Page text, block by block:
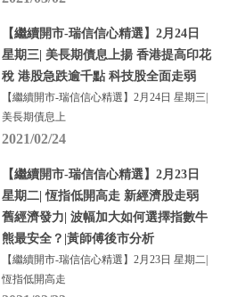
【繼續開市-瑞信信心精選】2月24日
星期三| 美長期債息上揚 香港提高印花
稅 港股急跌逾千點 科技股全面走弱
【繼續開市-瑞信信心精選】2月24日 星期三|
美長期債息上
2021/02/24
【繼續開市-瑞信信心精選】2月23日
星期二| 恆指低開高走 新經濟股走弱
舊經濟發力| 波幅加大如何選擇指數牛
熊最安全？|黃師傅後市分析
【繼續開市-瑞信信心精選】2月23日 星期二|
恆指低開高走